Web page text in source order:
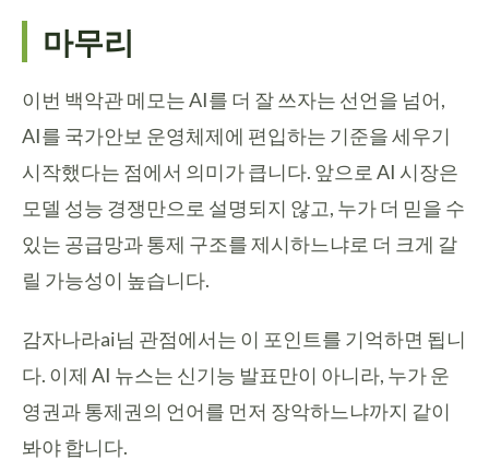
마무리
이번 백악관 메모는 AI를 더 잘 쓰자는 선언을 넘어,
AI를 국가안보 운영체제에 편입하는 기준을 세우기
시작했다는 점에서 의미가 큽니다. 앞으로 AI 시장은
모델 성능 경쟁만으로 설명되지 않고, 누가 더 믿을 수
있는 공급망과 통제 구조를 제시하느냐로 더 크게 갈
릴 가능성이 높습니다.
감자나라ai님 관점에서는 이 포인트를 기억하면 됩니
다. 이제 AI 뉴스는 신기능 발표만이 아니라, 누가 운
영권과 통제권의 언어를 먼저 장악하느냐까지 같이
봐야 합니다.